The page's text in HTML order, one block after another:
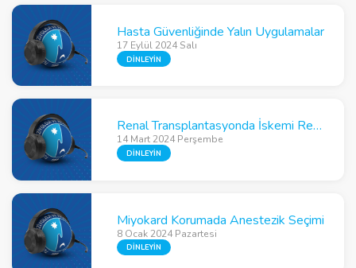
Hasta Güvenliğinde Yalın Uygulamalar
17 Eylül 2024 Salı
DİNLEYİN
Renal Transplantasyonda İskemi Reperfüzyon ve Hemodinamik Yönetim
14 Mart 2024 Perşembe
DİNLEYİN
Miyokard Korumada Anestezik Seçimi
8 Ocak 2024 Pazartesi
DİNLEYİN